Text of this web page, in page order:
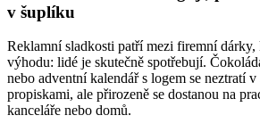
v šuplíku
Reklamní sladkosti patří mezi firemní
výhodu: lidé je skutečně spotřebují.
nebo adventní kalendář s logem se neztratí
propiskami, ale přirozeně se dostanou na
kanceláře nebo domů.